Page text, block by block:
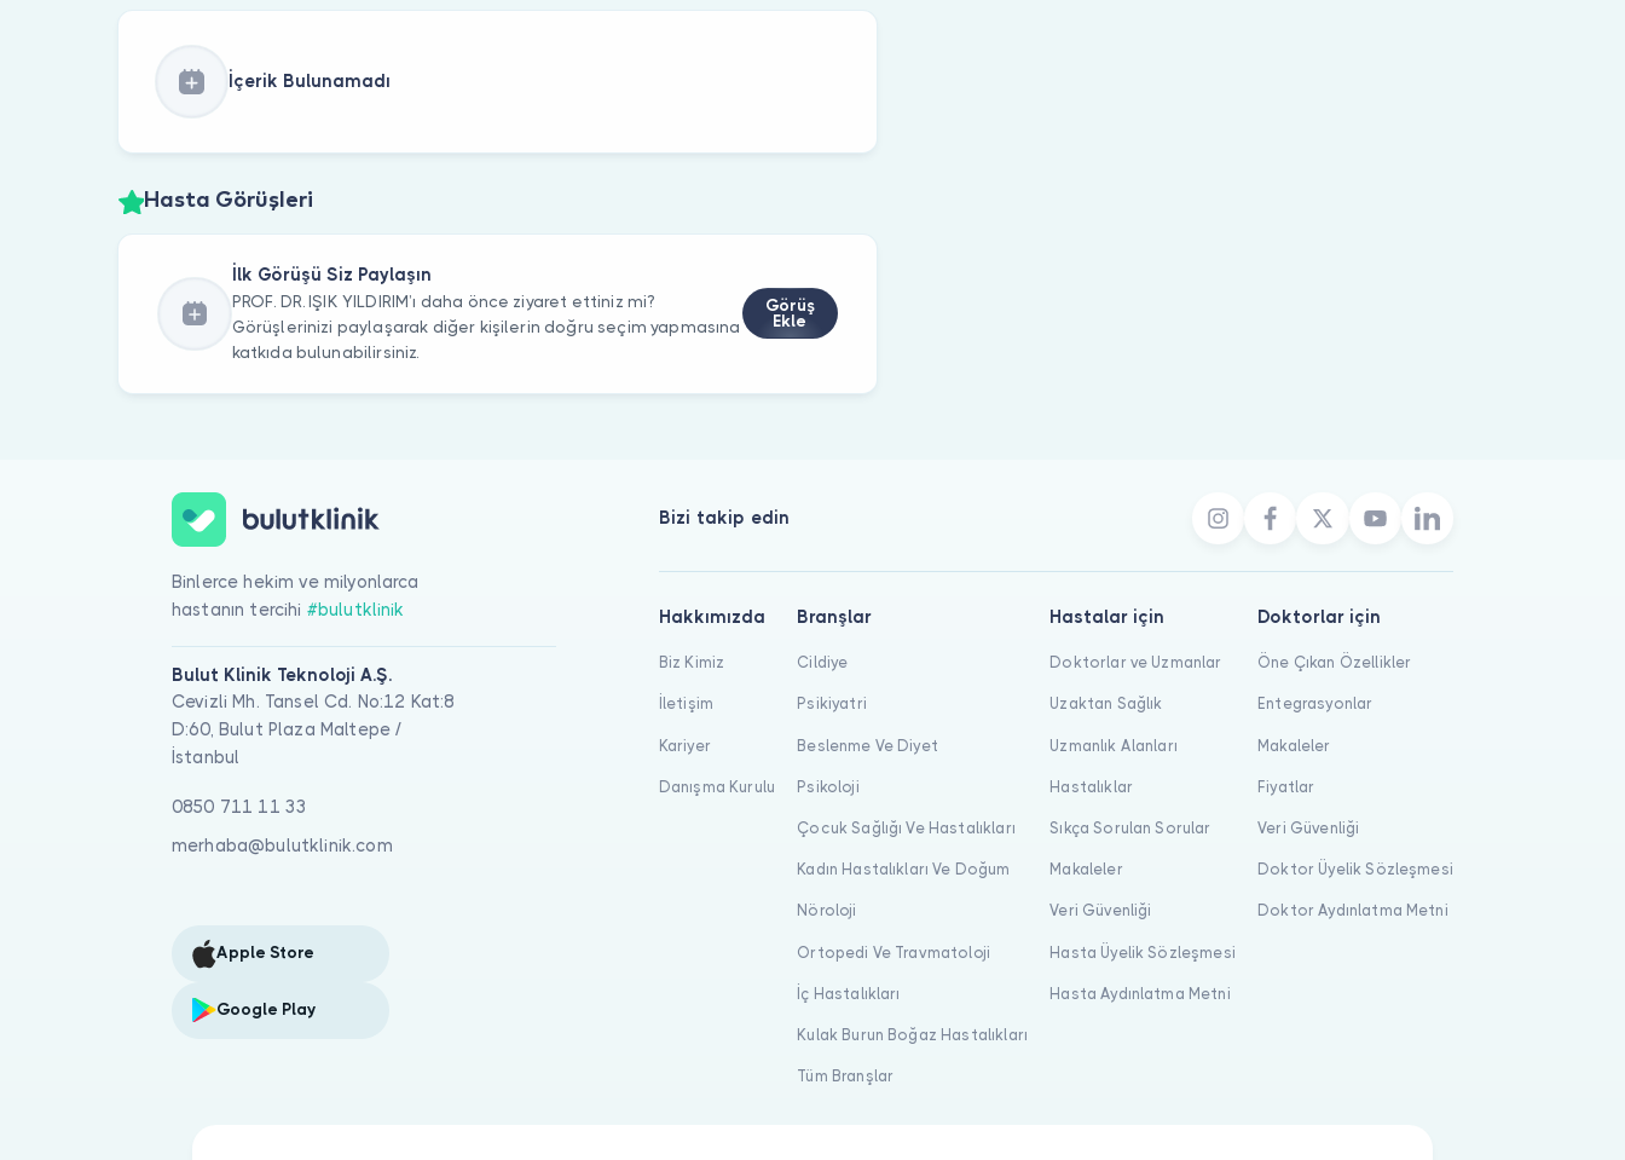
İçerik Bulunamadı
Hasta Görüşleri
İlk Görüşü Siz Paylaşın
PROF. DR. IŞIK YILDIRIM’ı daha önce ziyaret ettiniz mi?
Görüşlerinizi paylaşarak diğer kişilerin doğru seçim yapmasına
katkıda bulunabilirsiniz.
Görüş
Ekle
Binlerce hekim ve milyonlarca
hastanın tercihi #bulutklinik
Bulut Klinik Teknoloji A.Ş.
Cevizli Mh. Tansel Cd. No:12 Kat:8
D:60, Bulut Plaza Maltepe /
İstanbul
0850 711 11 33
merhaba@bulutklinik.com
Apple Store
Google Play
Bizi takip edin
Hakkımızda
Biz Kimiz
İletişim
Kariyer
Danışma Kurulu
Branşlar
Cildiye
Psikiyatri
Beslenme Ve Diyet
Psikoloji
Çocuk Sağlığı Ve Hastalıkları
Kadın Hastalıkları Ve Doğum
Nöroloji
Ortopedi Ve Travmatoloji
İç Hastalıkları
Kulak Burun Boğaz Hastalıkları
Tüm Branşlar
Hastalar için
Doktorlar ve Uzmanlar
Uzaktan Sağlık
Uzmanlık Alanları
Hastalıklar
Sıkça Sorulan Sorular
Makaleler
Veri Güvenliği
Hasta Üyelik Sözleşmesi
Hasta Aydınlatma Metni
Doktorlar için
Öne Çıkan Özellikler
Entegrasyonlar
Makaleler
Fiyatlar
Veri Güvenliği
Doktor Üyelik Sözleşmesi
Doktor Aydınlatma Metni